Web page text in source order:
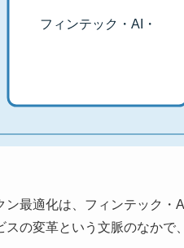
フィンテック・AI・
ン最適化は、フィンテック
スの変革という文脈のなかで